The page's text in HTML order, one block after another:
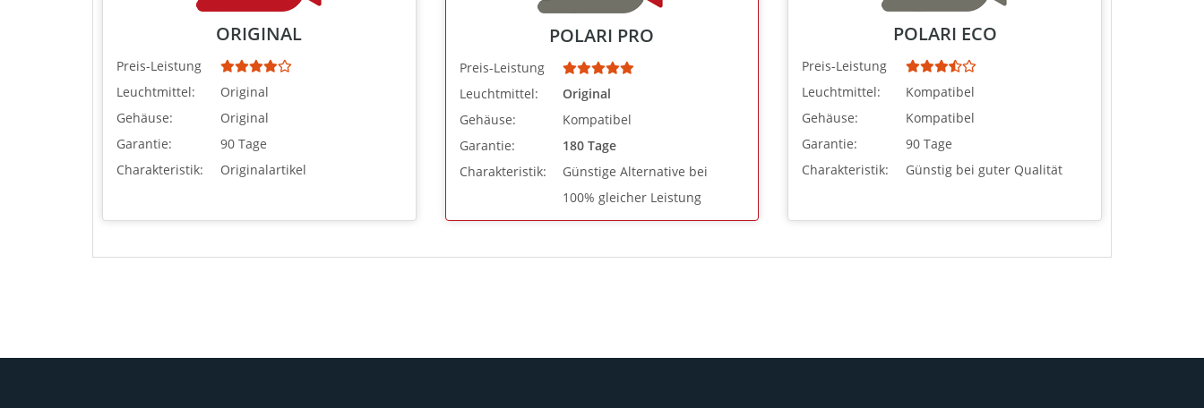
ORIGINAL
Preis-Leistung
Leuchtmittel:
Original
Gehäuse:
Original
Garantie:
90 Tage
Charakteristik:
Originalartikel
POLARI PRO
Preis-Leistung
Leuchtmittel:
Original
Gehäuse:
Kompatibel
Garantie:
180 Tage
Charakteristik:
Günstige Alternative bei
100% gleicher Leistung
POLARI ECO
Preis-Leistung
Leuchtmittel:
Kompatibel
Gehäuse:
Kompatibel
Garantie:
90 Tage
Charakteristik:
Günstig bei guter Qualität